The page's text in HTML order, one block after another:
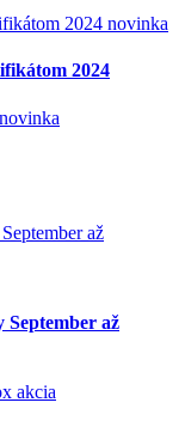
novinka
2024
novinka
až
akcia